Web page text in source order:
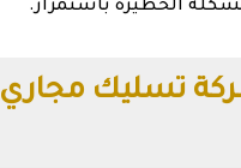
الخطيرة باستمرار.
تسليك مجاري